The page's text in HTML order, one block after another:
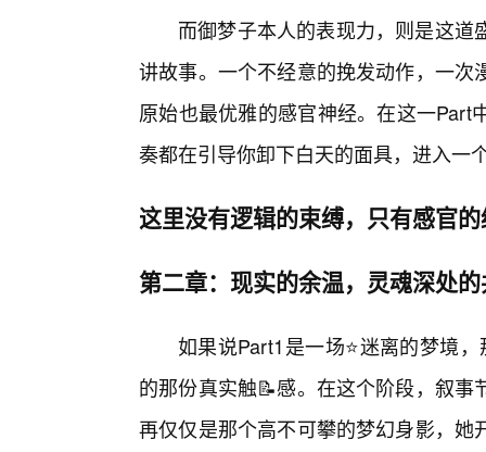
而御梦子本人的表现力，则是这
讲故事。一个不经意的挽发动作，一
原始也最优雅的感官神经。在这一Part
奏都在引导你卸下白天的面具，进入一
这里没有逻辑的束缚，只有感官
第二章：现实的余温，灵魂深处
如果说Part1是一场⭐迷离的梦境
的那份真实触📝感。在这个阶段，叙
再仅仅是那个高不可攀的梦幻身影，